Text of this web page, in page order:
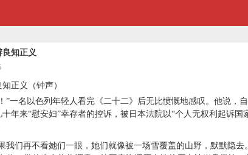
知正义
正义（钟声）
”一名以色列年轻人看完《二十二》后无比愤慨地感叹。他说
年来“慰安妇”幸存者的控诉，被日本法院以“个人无权利起诉
我们再不看她们一眼，她们就像被一场雪覆盖的山野，默默隐